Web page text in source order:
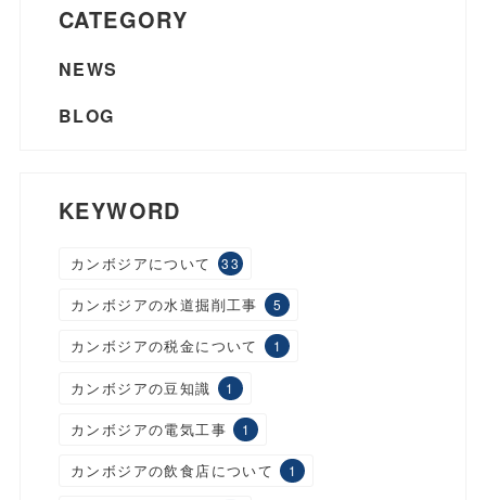
CATEGORY
NEWS
BLOG
KEYWORD
カンボジアについて 33
カンボジアの水道掘削工事 5
カンボジアの税金について 1
カンボジアの豆知識 1
カンボジアの電気工事 1
カンボジアの飲食店について 1